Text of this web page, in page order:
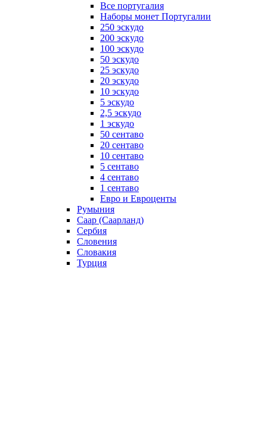
Все португалия
Наборы монет Португалии
250 эскудо
200 эскудо
100 эскудо
50 эскудо
25 эскудо
20 эскудо
10 эскудо
5 эскудо
2,5 эскудо
1 эскудо
50 сентаво
20 сентаво
10 сентаво
5 сентаво
4 сентаво
1 сентаво
Евро и Евроценты
Румыния
Саар (Саарланд)
Сербия
Словения
Словакия
Турция